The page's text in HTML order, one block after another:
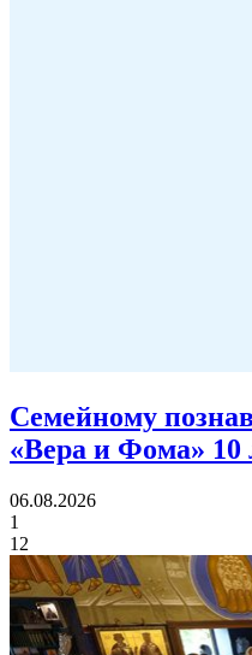
Семейному
«Вера и Фома» 10
06.08.2026
1
12